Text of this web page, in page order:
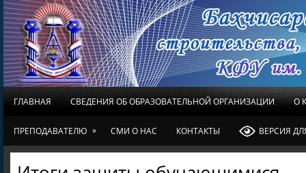
ГЛАВНАЯ СВЕДЕНИЯ ОБ ОБРАЗОВАТЕЛЬНОЙ ОРГАНИЗАЦИИ О
ПРЕПОДАВАТЕЛЮ » СМИ О НАС КОНТАКТЫ ВЕРСИЯ